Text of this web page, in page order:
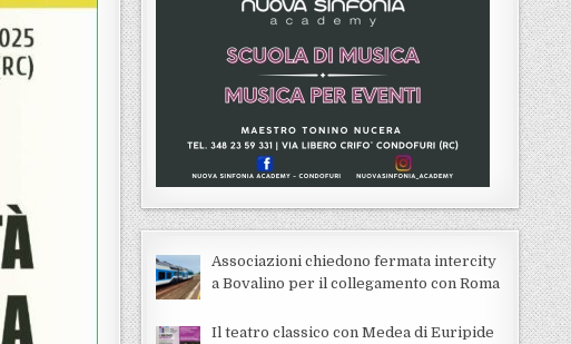
Associazioni chiedono fermata intercity
a Bovalino per il collegamento con Roma
Il teatro classico con Medea di Euripide